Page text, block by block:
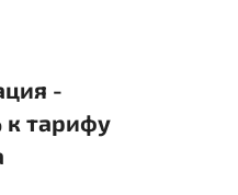
-
тарифу